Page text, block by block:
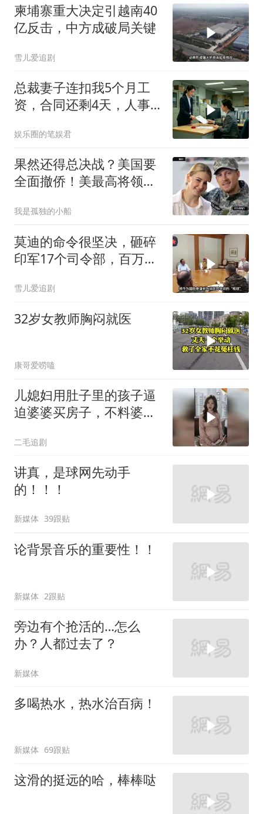
柬埔寨重大决定引越南40
亿反击，中方成破局关键
雪儿爱追剧
总裁妻子连扣我5个月工
资，合同还剩4天，人事
娱乐圈的笔娱君
果然还得总决战？美国要
全面撤侨！美最高将领：
我是孤独的小船
莫迪的命令很坚决，砸碎
印军17个司令部，百万印
雪儿爱追剧
32岁女教师胸闷就医
康哥爱唠嗑
儿媳妇用肚子里的孩子逼
迫婆婆买房子，不料婆婆
二毛追剧
讲真，是球网先动手
的！！！
新媒体 39跟贴
论背景音乐的重要性！！
新媒体 2跟贴
旁边有个抢活的…怎么
办？人都过去了？
新媒体
多喝热水，热水治百病！
新媒体 69跟贴
这滑的挺远的哈，棒棒哒